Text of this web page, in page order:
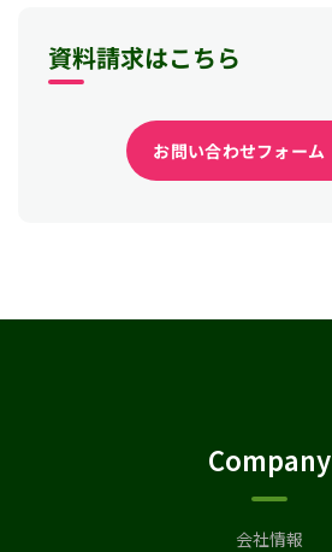
資料請求はこちら
お問い合わせフォーム
Company
会社情報